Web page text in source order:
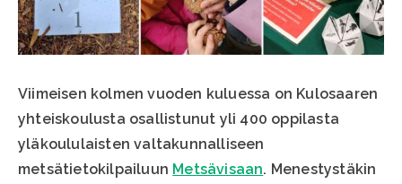
Viimeisen kolmen vuoden kuluessa on Kulosaaren
yhteiskoulusta osallistunut yli 400 oppilasta
yläkoululaisten valtakunnalliseen
metsätietokilpailuun Metsävisaan. Menestystäkin